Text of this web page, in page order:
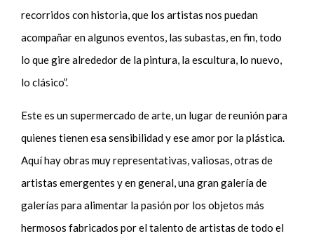
recorridos con historia, que los artistas nos puedan
acompañar en algunos eventos, las subastas, en fin, todo
lo que gire alrededor de la pintura, la escultura, lo nuevo,
lo clásico”.
Este es un supermercado de arte, un lugar de reunión para
quienes tienen esa sensibilidad y ese amor por la plástica.
Aquí hay obras muy representativas, valiosas, otras de
artistas emergentes y en general, una gran galería de
galerías para alimentar la pasión por los objetos más
hermosos fabricados por el talento de artistas de todo el